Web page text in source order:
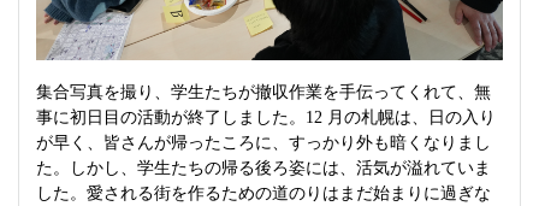
集合写真を撮り、学生たちが撤収作業を手伝ってくれて、無
事に初日目の活動が終了しました。12 月の札幌は、日の入り
が早く、皆さんが帰ったころに、すっかり外も暗くなりまし
た。しかし、学生たちの帰る後ろ姿には、活気が溢れていま
した。愛される街を作るための道のりはまだ始まりに過ぎな